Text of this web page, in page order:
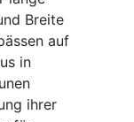
Breite
auf
in
ihrer